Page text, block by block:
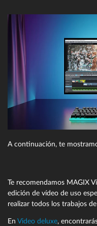
A continuación, te
Te recomendamos MAGIX
edición de vídeo de uso
realizar todos los trabajos
En Video deluxe,